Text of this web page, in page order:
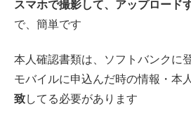
スマホで撮影して、アップロード
で、簡単です
本人確認書類は、ソフトバンクに
モバイルに申込んだ時の情報・本
致してる必要があります